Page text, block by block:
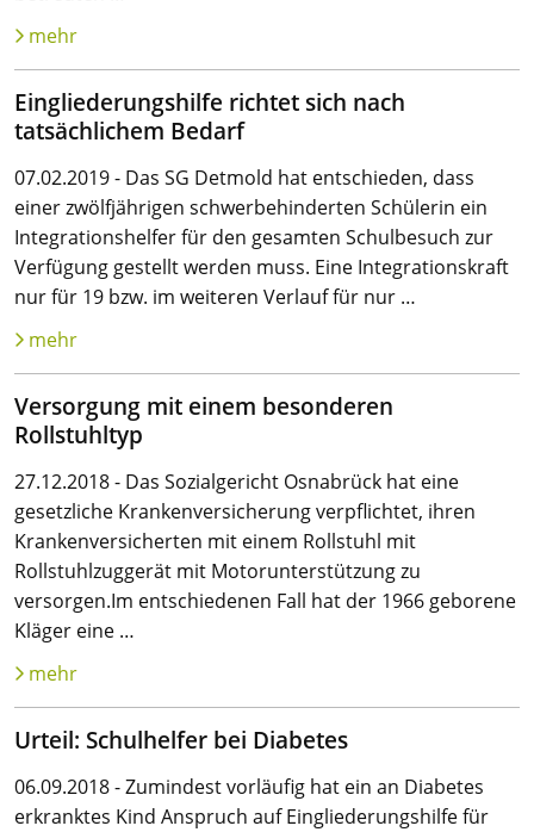
mehr
Eingliederungshilfe richtet sich nach
tatsächlichem Bedarf
07.02.2019 - Das SG Detmold hat entschieden, dass
einer zwölfjährigen schwerbehinderten Schülerin ein
Integrationshelfer für den gesamten Schulbesuch zur
Verfügung gestellt werden muss. Eine Integrationskraft
nur für 19 bzw. im weiteren Verlauf für nur …
mehr
Versorgung mit einem besonderen
Rollstuhltyp
27.12.2018 - Das Sozialgericht Osnabrück hat eine
gesetzliche Krankenversicherung verpflichtet, ihren
Krankenversicherten mit einem Rollstuhl mit
Rollstuhlzuggerät mit Motorunterstützung zu
versorgen.Im entschiedenen Fall hat der 1966 geborene
Kläger eine …
mehr
Urteil: Schulhelfer bei Diabetes
06.09.2018 - Zumindest vorläufig hat ein an Diabetes
erkranktes Kind Anspruch auf Eingliederungshilfe für